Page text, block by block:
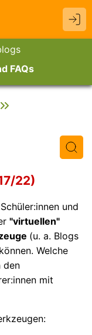
FAQs
22)
und
"virtuellen"
(u. a. Blogs
Welche
den
mit